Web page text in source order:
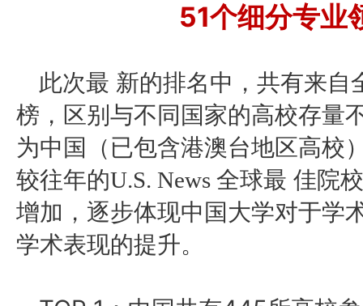
51个细分专业
此次最 新的排名中，共有来自
榜，区别与不同国家的高校存量
为中国（已包含港澳台地区高校
较往年的U.S. News 全球最 佳院
增加，逐步体现中国大学对于学
学术表现的提升。